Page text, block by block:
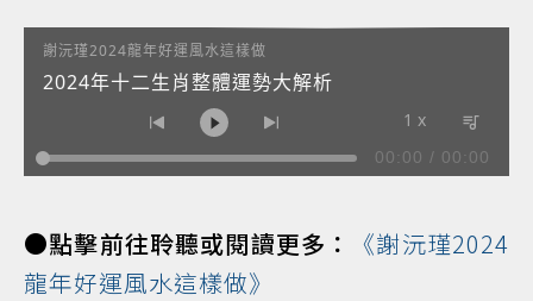
謝沅瑾2024龍年好運風水這樣做
2024年十二生肖整體運勢大解析
1 x
00:00 / 00:00
●點擊前往聆聽或閱讀更多：
《謝沅瑾2024
龍年好運風水這樣做》